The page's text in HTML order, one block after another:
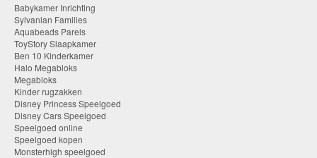
Babykamer Inrichting
Sylvanian Families
Aquabeads Parels
ToyStory Slaapkamer
Ben 10 Kinderkamer
Halo Megabloks
Megabloks
Kinder rugzakken
Disney Princess Speelgoed
Disney Cars Speelgoed
Speelgoed online
Speelgoed kopen
Monsterhigh speelgoed